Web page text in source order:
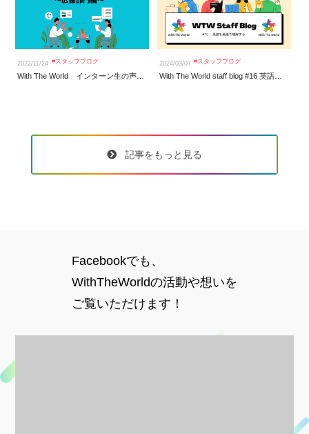
2022/11/24 #スタッフブログ
With The World インターン生の声 MediaPR編（広報部門）
2024/03/07 #スタッフブログ
With The World staff blog #16 英語を英語で理解する
記事をもっと見る
Facebookでも、
WithTheWorldの活動や想いを
ご覧いただけます！